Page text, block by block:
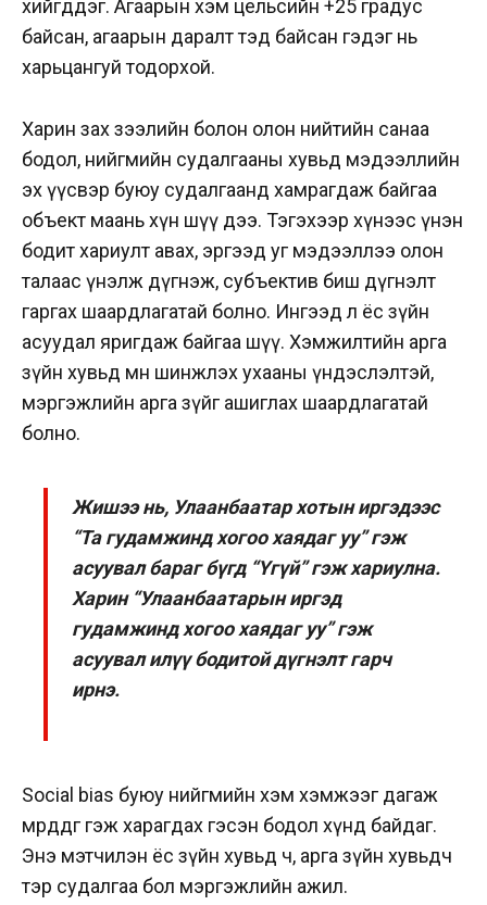
хийгддэг. Агаарын хэм цельсийн +25 градус
байсан, агаарын даралт тэд байсан гэдэг нь
харьцангуй тодорхой.
Харин зах зээлийн болон олон нийтийн санаа
бодол, нийгмийн судалгааны хувьд мэдээллийн
эх үүсвэр буюу судалгаанд хамрагдаж байгаа
объект маань хүн шүү дээ. Тэгэхээр хүнээс үнэн
бодит хариулт авах, эргээд уг мэдээллээ олон
талаас үнэлж дүгнэж, субъектив биш дүгнэлт
гаргах шаардлагатай болно. Ингээд л ёс зүйн
асуудал яригдаж байгаа шүү. Хэмжилтийн арга
зүйн хувьд мөн шинжлэх ухааны үндэслэлтэй,
мэргэжлийн арга зүйг ашиглах шаардлагатай
болно.
Жишээ нь, Улаанбаатар хотын иргэдээс
“Та гудамжинд хогоо хаядаг уу” гэж
асуувал бараг бүгд “Үгүй” гэж хариулна.
Харин “Улаанбаатарын иргэд
гудамжинд хогоо хаядаг уу” гэж
асуувал илүү бодитой дүгнэлт гарч
ирнэ.
Social bias буюу нийгмийн хэм хэмжээг дагаж
мөрддөг гэж харагдах гэсэн бодол хүнд байдаг.
Энэ мэтчилэн ёс зүйн хувьд ч, арга зүйн хувьдч
тэр судалгаа бол мэргэжлийн ажил.